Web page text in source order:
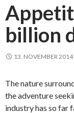
billion
13. NOVEMBER 2014
The nature
the adventure
industry has so far